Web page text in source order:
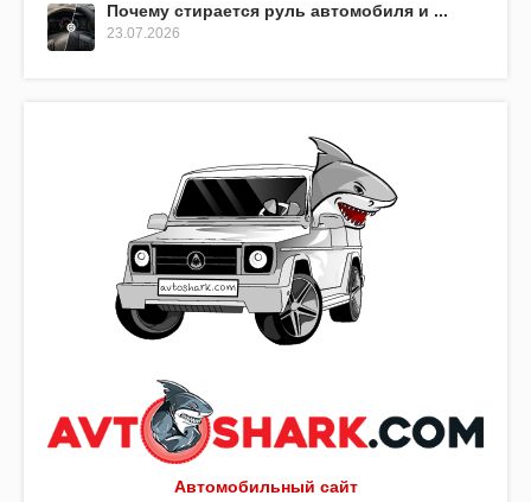
Автомобильный сайт
Почему стирается руль автомобиля и ...
23.07.2026